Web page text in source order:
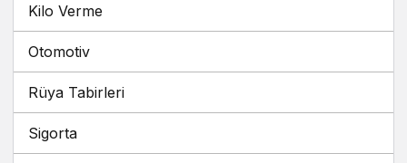
Kilo Verme
Otomotiv
Rüya Tabirleri
Sigorta